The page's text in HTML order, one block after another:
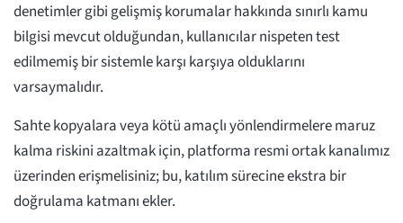
denetimler gibi gelişmiş korumalar hakkında sınırlı kamu
bilgisi mevcut olduğundan, kullanıcılar nispeten test
edilmemiş bir sistemle karşı karşıya olduklarını
varsaymalıdır.
Sahte kopyalara veya kötü amaçlı yönlendirmelere maruz
kalma riskini azaltmak için, platforma resmi ortak kanalımız
üzerinden erişmelisiniz; bu, katılım sürecine ekstra bir
doğrulama katmanı ekler.